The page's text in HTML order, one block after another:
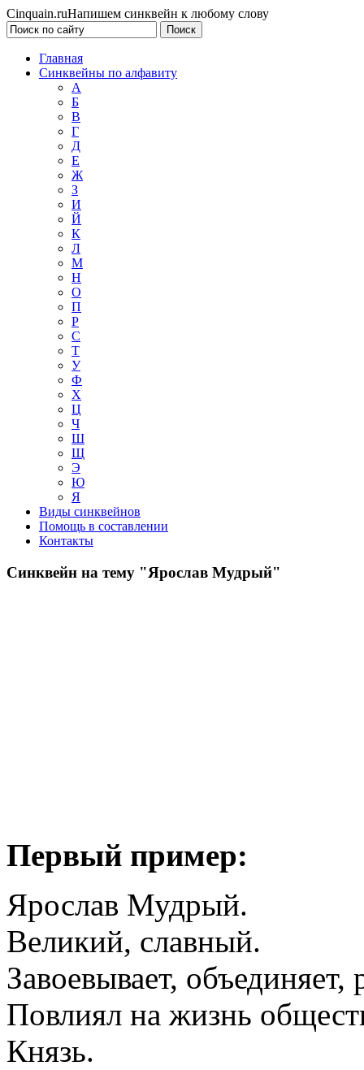
Cinquain.ruНапишем синквейн к любому слову
Главная
Синквейны по алфавиту
А
Б
В
Г
Д
Е
Ж
З
И
Й
К
Л
М
Н
О
П
Р
С
Т
У
Ф
Х
Ц
Ч
Ш
Щ
Э
Ю
Я
Виды синквейнов
Помощь в составлении
Контакты
Синквейн на тему "Ярослав Мудрый"
Первый пример:
Ярослав Мудрый.
Великий, славный.
Завоевывает, объединяет,
Повлиял на жизнь
Князь.